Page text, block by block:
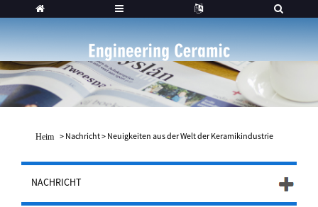
Heim > Nachricht> Neuigkeiten aus der Welt der Keramikindustrie
NACHRICHT